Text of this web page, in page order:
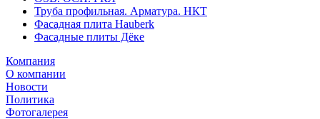
Труба профильная. Арматура. НКТ
Фасадная плита Hauberk
Фасадные плиты Дёке
Компания
О компании
Новости
Политика
Фотогалерея